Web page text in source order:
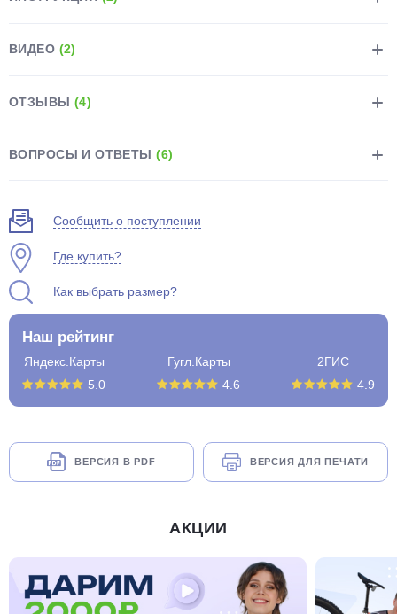
ВИДЕО (2)
ОТЗЫВЫ (4)
ВОПРОСЫ И ОТВЕТЫ(6)
Сообщить о поступлении
Где купить?
Как выбрать размер?
Наш рейтинг
Яндекс.Карты
5.0
Гугл.Карты
4.6
2ГИС
4.9
ВЕРСИЯ В PDF ВЕРСИЯ ДЛЯ ПЕЧАТИ
АКЦИИ